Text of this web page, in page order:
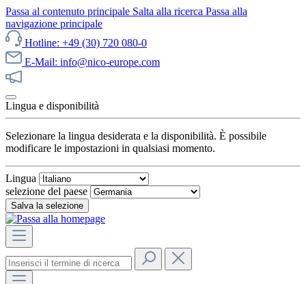
Passa al contenuto principale Salta alla ricerca Passa alla
navigazione principale
Hotline: +49 (30) 720 080-0
E-Mail: info@nico-europe.com
Lingua e disponibilità
Selezionare la lingua desiderata e la disponibilità. È possibile
modificare le impostazioni in qualsiasi momento.
Lingua
selezione del paese
Salva la selezione